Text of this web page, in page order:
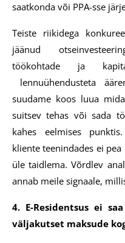
saatkonda või PPA-sse
Teiste riikidega
jäänud
töökohtade ja
lennuühendusteta
suudame koos luua
suitsev tehas või sada
kahes eelmises
kliente teenindades ei
üle taidlema. Võrdlev
annab meile signaale,
4. E-Residentsus ei
väljakutset maksude